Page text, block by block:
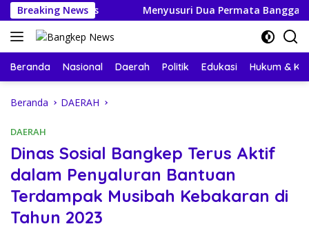
Langsung
ke
konten
Breaking News Menyusuri Dua Permata Banggai
Beranda Nasional Daerah Politik Edukasi Hukum &
Beranda DAERAH
DAERAH
Dinas Sosial Bangkep Terus Aktif
dalam Penyaluran Bantuan
Terdampak Musibah Kebakaran di
Tahun 2023